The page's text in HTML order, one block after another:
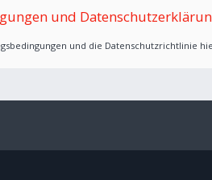
und
und die Datenschutzrichtlinie